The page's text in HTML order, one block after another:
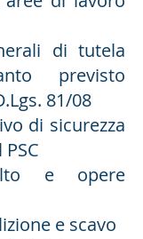
di tutela
previsto
81/08
di sicurezza
e opere
e scavo